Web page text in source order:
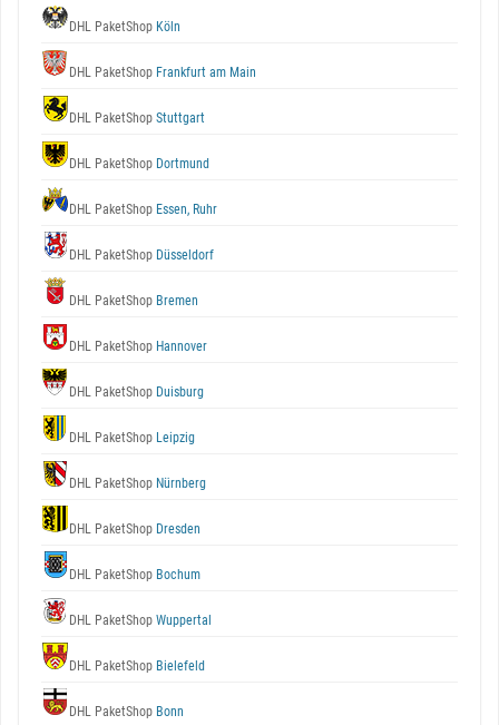
DHL PaketShop Köln
DHL PaketShop Frankfurt am Main
DHL PaketShop Stuttgart
DHL PaketShop Dortmund
DHL PaketShop Essen, Ruhr
DHL PaketShop Düsseldorf
DHL PaketShop Bremen
DHL PaketShop Hannover
DHL PaketShop Duisburg
DHL PaketShop Leipzig
DHL PaketShop Nürnberg
DHL PaketShop Dresden
DHL PaketShop Bochum
DHL PaketShop Wuppertal
DHL PaketShop Bielefeld
DHL PaketShop Bonn